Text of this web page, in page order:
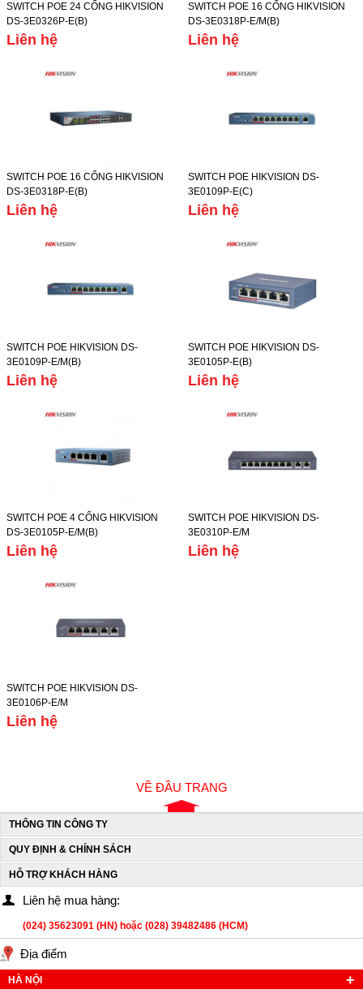
SWITCH POE 24 CỔNG HIKVISION
DS-3E0326P-E(B)
Liên hệ
SWITCH POE 16 CỔNG HIKVISION
DS-3E0318P-E/M(B)
Liên hệ
SWITCH POE 16 CỔNG HIKVISION
DS-3E0318P-E(B)
Liên hệ
SWITCH POE HIKVISION DS-
3E0109P-E(C)
Liên hệ
SWITCH POE HIKVISION DS-
3E0109P-E/M(B)
Liên hệ
SWITCH POE HIKVISION DS-
3E0105P-E(B)
Liên hệ
SWITCH POE 4 CỔNG HIKVISION
DS-3E0105P-E/M(B)
Liên hệ
SWITCH POE HIKVISION DS-
3E0310P-E/M
Liên hệ
SWITCH POE HIKVISION DS-
3E0106P-E/M
Liên hệ
VỀ ĐẦU TRANG
THÔNG TIN CÔNG TY
QUY ĐỊNH & CHÍNH SÁCH
HỖ TRỢ KHÁCH HÀNG
Liên hệ mua hàng:
(024) 35623091 (HN) hoặc (028) 39482486 (HCM)
Địa điểm
HÀ NỘI